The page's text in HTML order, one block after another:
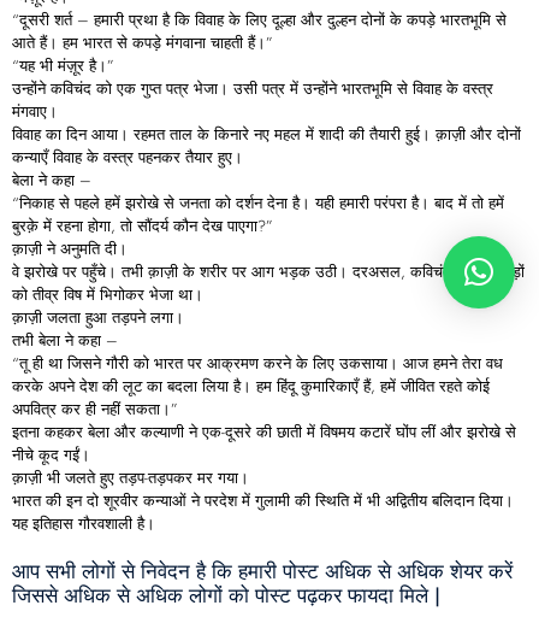
“दूसरी शर्त – हमारी प्रथा है कि विवाह के लिए दूल्हा और दुल्हन दोनों के कपड़े भारतभूमि से
आते हैं। हम भारत से कपड़े मंगवाना चाहती हैं।”
“यह भी मंज़ूर है।”
उन्होंने कविचंद को एक गुप्त पत्र भेजा। उसी पत्र में उन्होंने भारतभूमि से विवाह के वस्त्र
मंगवाए।
विवाह का दिन आया। रहमत ताल के किनारे नए महल में शादी की तैयारी हुई। क़ाज़ी और दोनों
कन्याएँ विवाह के वस्त्र पहनकर तैयार हुए।
बेला ने कहा –
“निकाह से पहले हमें झरोखे से जनता को दर्शन देना है। यही हमारी परंपरा है। बाद में तो हमें
बुरक़े में रहना होगा, तो सौंदर्य कौन देख पाएगा?”
क़ाज़ी ने अनुमति दी।
वे झरोखे पर पहुँचे। तभी क़ाज़ी के शरीर पर आग भड़क उठी। दरअसल, कविचंद ने उन कपड़ों
को तीव्र विष में भिगोकर भेजा था।
क़ाज़ी जलता हुआ तड़पने लगा।
तभी बेला ने कहा –
“तू ही था जिसने गौरी को भारत पर आक्रमण करने के लिए उकसाया। आज हमने तेरा वध
करके अपने देश की लूट का बदला लिया है। हम हिंदू कुमारिकाएँ हैं, हमें जीवित रहते कोई
अपवित्र कर ही नहीं सकता।”
इतना कहकर बेला और कल्याणी ने एक-दूसरे की छाती में विषमय कटारें घोंप लीं और झरोखे से
नीचे कूद गईं।
क़ाज़ी भी जलते हुए तड़प-तड़पकर मर गया।
भारत की इन दो शूरवीर कन्याओं ने परदेश में गुलामी की स्थिति में भी अद्वितीय बलिदान दिया।
यह इतिहास गौरवशाली है।
आप सभी लोगों से निवेदन है कि हमारी पोस्ट अधिक से अधिक शेयर करें
जिससे अधिक से अधिक लोगों को पोस्ट पढ़कर फायदा मिले |